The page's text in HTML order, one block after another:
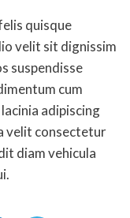
quisque
velit sit dignissim
suspendisse
cum
adipiscing
velit consectetur
diam vehicula